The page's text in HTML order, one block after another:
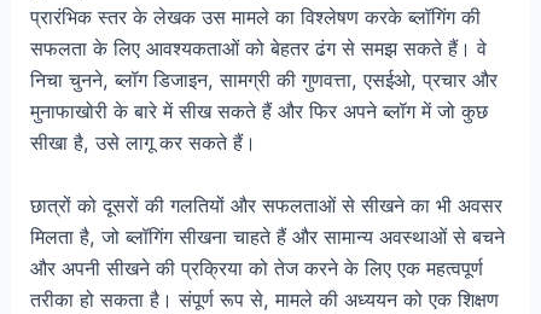
प्रारंभिक स्तर के लेखक उस मामले का विश्लेषण करके ब्लॉगिंग की
सफलता के लिए आवश्यकताओं को बेहतर ढंग से समझ सकते हैं। वे
निचा चुनने, ब्लॉग डिजाइन, सामग्री की गुणवत्ता, एसईओ, प्रचार और
मुनाफाखोरी के बारे में सीख सकते हैं और फिर अपने ब्लॉग में जो कुछ
सीखा है, उसे लागू कर सकते हैं।
छात्रों को दूसरों की गलतियों और सफलताओं से सीखने का भी अवसर
मिलता है, जो ब्लॉगिंग सीखना चाहते हैं और सामान्य अवस्थाओं से बचने
और अपनी सीखने की प्रक्रिया को तेज करने के लिए एक महत्वपूर्ण
तरीका हो सकता है। संपूर्ण रूप से, मामले की अध्ययन को एक शिक्षण